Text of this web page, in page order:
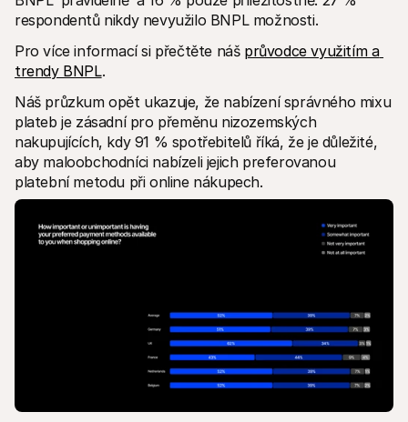
respondentů nikdy nevyužilo BNPL možnosti.
Pro více informací si přečtěte náš průvodce využitím a
trendy BNPL.
Náš průzkum opět ukazuje, že nabízení správného mixu
plateb je zásadní pro přeměnu nizozemských
nakupujících, kdy 91 % spotřebitelů říká, že je důležité,
aby maloobchodníci nabízeli jejich preferovanou
platební metodu při online nákupech.